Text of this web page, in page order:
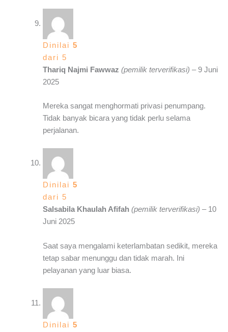
Dinilai 5
dari 5
Thariq Najmi Fawwaz (pemilik terverifikasi) – 9 Juni
2025
Mereka sangat menghormati privasi penumpang.
Tidak banyak bicara yang tidak perlu selama
perjalanan.
Dinilai 5
dari 5
Salsabila Khaulah Afifah (pemilik terverifikasi) – 10
Juni 2025
Saat saya mengalami keterlambatan sedikit, mereka
tetap sabar menunggu dan tidak marah. Ini
pelayanan yang luar biasa.
Dinilai 5